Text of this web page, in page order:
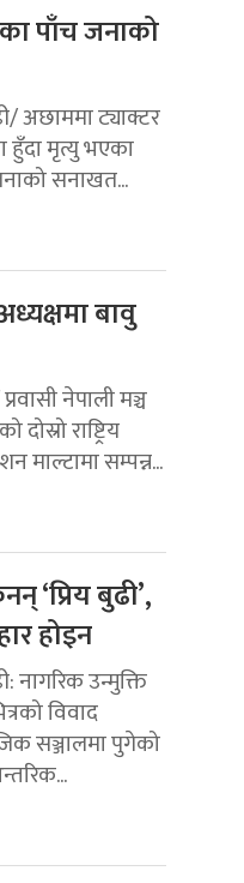
पाँच जनाको
अछाममा ट्याक्टर
हुँदा मृत्यु भएका
सनाखत...
बावु
नेपाली मञ्च
दोस्रो राष्ट्रिय
माल्टामा सम्पन्न...
बुढी’,
होइन
नागरिक उन्मुक्ति
विवाद
सञ्जालमा पुगेको